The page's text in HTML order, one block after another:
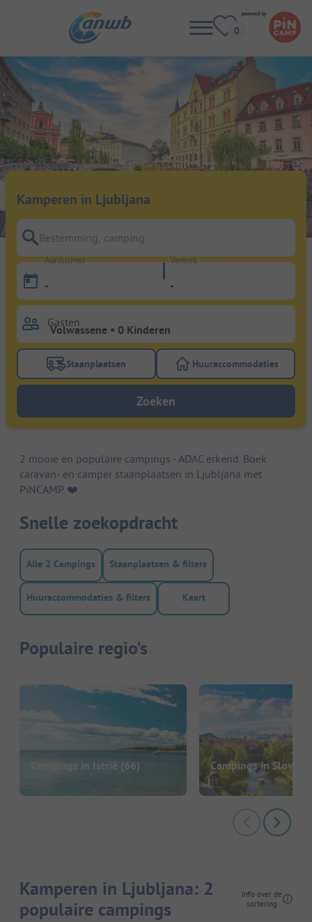
Kamperen in Ljubljana
Bestemming, camping
Aankomst
-
Vertrek
-
Gasten
Gebruik de filterknop staanplaatsen om te zoeken
Staanplaatsen Gebruik de
Huuraccommodaties
Zoeken
2 mooie en populaire campings - ADAC erkend. Boek
caravan- en camper staanplaatsen in Ljubljana met
PiNCAMP. ❤️️
Snelle zoekopdracht
Alle 2 Campings Staanplaatsen & filters
Huuraccommodaties & filters Kaart
Populaire regio's
Campings in Istrië (66) Campings in
Kamperen in Ljubljana: 2
populaire campings
Info over de
sortering